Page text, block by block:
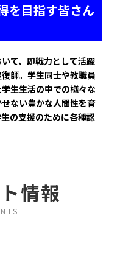
を目指す皆さん
て、即戦力として活躍
師。学生同士や教職員
生生活の中での様々な
ない豊かな人間性を育
の支援のために各種認
情報